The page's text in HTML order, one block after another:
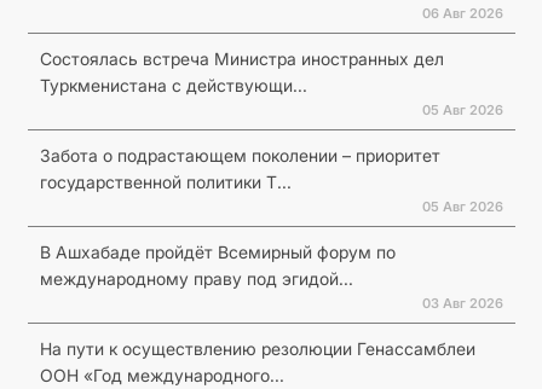
06 Авг 2026
Состоялась встреча Министра иностранных дел
Туркменистана с действующи...
05 Авг 2026
Забота о подрастающем поколении – приоритет
государственной политики Т...
05 Авг 2026
В Ашхабаде пройдёт Всемирный форум по
международному праву под эгидой...
03 Авг 2026
На пути к осуществлению резолюции Генассамблеи
ООН «Год международного...